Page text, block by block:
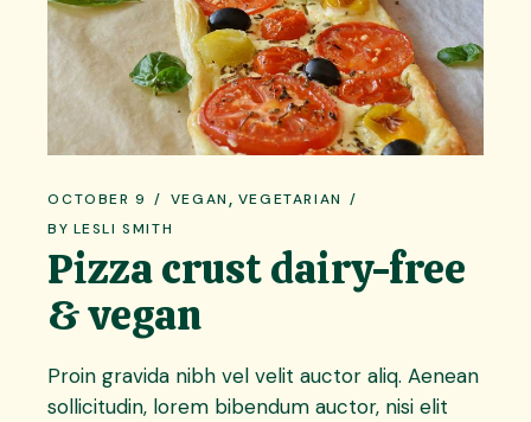
OCTOBER 9 VEGAN
VEGETARIAN
BY LESLI SMITH
Pizza crust dairy-free
& vegan
Proin gravida nibh vel velit auctor aliq. Aenean
sollicitudin, lorem bibendum auctor, nisi elit